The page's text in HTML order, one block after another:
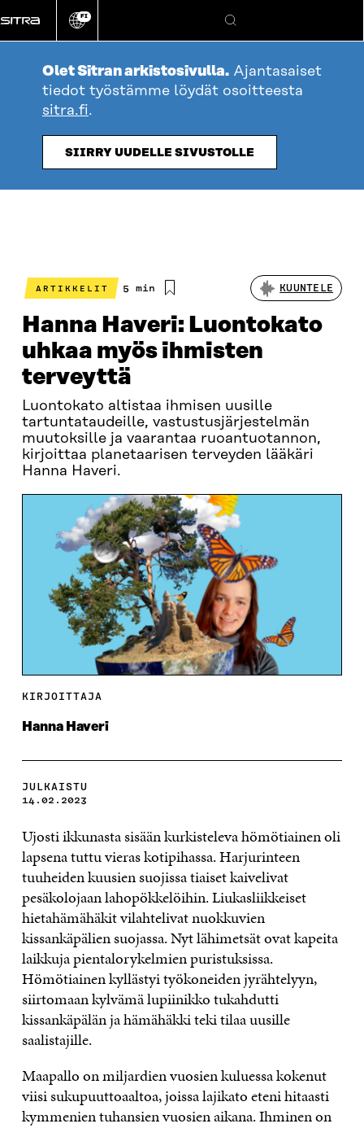
suoraan
sisältöön
Vaihda
kieli
FI
Hae
Olet Sitran arkistosivulla. Ajantasaiset
tiedot työstämme löydät osoitteesta
sitra.fi.
SIIRRY UUDELLE SIVUSTOLLE
ARTIKKELIT
Arvioitu
5 min KUUNTELE
Hanna Haveri: Luontokato
uhkaa myös ihmisten
terveyttä
Luontokato altistaa ihmisen uusille
tartuntataudeille, vastustusjärjestelmän
muutoksille ja vaarantaa ruoantuotannon,
kirjoittaa planetaarisen terveyden lääkäri
Hanna Haveri.
KIRJOITTAJA
Hanna Haveri
JULKAISTU
14.02.2023
Ujosti ikkunasta sisään kurkisteleva hömötiainen oli
lapsena tuttu vieras kotipihassa. Harjurinteen
tuuheiden kuusien suojissa tiaiset kaivelivat
pesäkolojaan lahopökkelöihin. Liukasliikkeiset
hietahämähäkit vilahtelivat nuokkuvien
kissankäpälien suojassa. Nyt lähimetsät ovat kapeita
laikkuja pientalorykelmien puristuksissa.
Hömötiainen kyllästyi työkoneiden jyrähtelyyn,
siirtomaan kylvämä lupiinikko tukahdutti
kissankäpälän ja hämähäkki teki tilaa uusille
saalistajille.
Maapallo on miljardien vuosien kuluessa kokenut
viisi sukupuuttoaaltoa, joissa lajikato eteni hitaasti
kymmenien tuhansien vuosien aikana. Ihminen on